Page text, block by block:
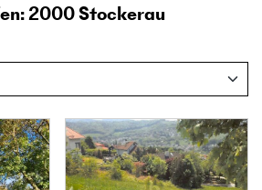
2000 Stockerau